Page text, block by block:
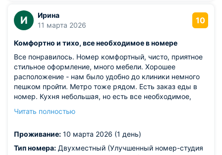
И
Ирина
11 марта 2026
10
Комфортно и тихо, все необходимое в номере
Все понравилось. Номер комфортный, чисто, приятное
стильное оформление, много мебели. Хорошее
расположение - нам было удобно до клиники немного
пешком пройти. Метро тоже рядом. Есть заказ еды в
номер. Кухня небольшая, но есть все необходимое,
удобные, никто не мешал - полная тишина вокруг.
продуктовых магазинов поблизости.
Читать полностью
Проживание: 10 марта 2026 (1 день)
Тип номера: Двухместный (Улучшенный номер-студия